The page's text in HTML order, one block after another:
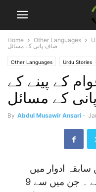
Home Other Languages
صاف پانی کے مسائل
Other Languages Urdu Stories
کے پینے کے
کے مسائل
By Abdul Musawir Ansari -
ادوار میں
50سے زائد فلٹر پلانٹس لگائے گئے ۔ جن میں سے 9